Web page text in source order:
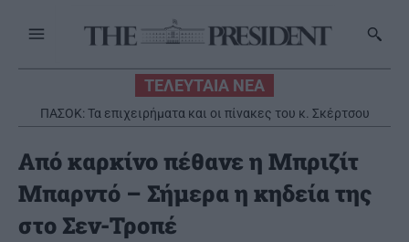
ΤΕΛΕΥΤΑΙΑ ΝΕΑ
ΠΑΣΟΚ: Τα επιχειρήματα και οι πίνακες του κ. Σκέρτσου
διαρκούν μέχρι τα επόμενα που αναιρούν τα προηγούμενα
Από καρκίνο πέθανε η Μπριζίτ
Μπαρντό – Σήμερα η κηδεία της
στο Σεν-Τροπέ